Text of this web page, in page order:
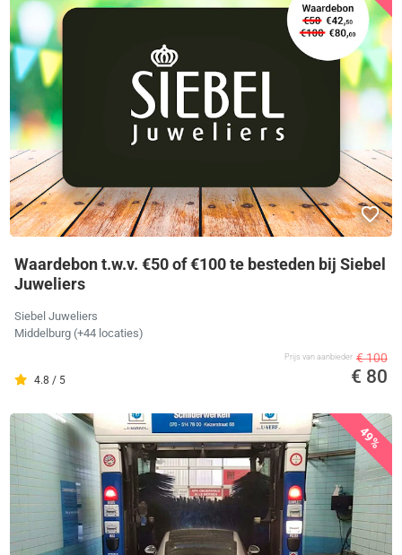
Waardebon t.w.v. €50 of €100 te besteden bij Siebel
Juweliers
Siebel Juweliers
Middelburg (+44 locaties)
4.8 / 5
Prijs van aanbieder € 100
€ 80
49%